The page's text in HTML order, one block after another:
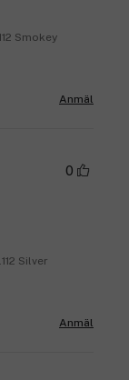
Smokey
Anmäl
0
Silver
Anmäl